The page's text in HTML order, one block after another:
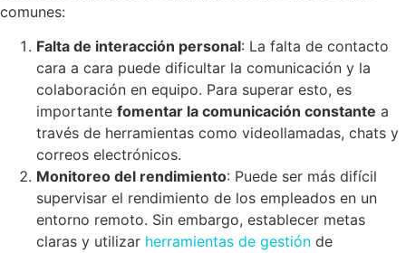
comunes:
Falta de interacción personal: La falta de contacto
cara a cara puede dificultar la comunicación y la
colaboración en equipo. Para superar esto, es
importante fomentar la comunicación constante a
través de herramientas como videollamadas, chats y
correos electrónicos.
Monitoreo del rendimiento: Puede ser más difícil
supervisar el rendimiento de los empleados en un
entorno remoto. Sin embargo, establecer metas
claras y utilizar herramientas de gestión de